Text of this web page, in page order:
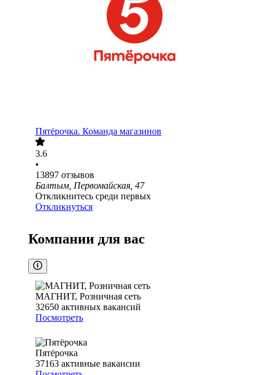
Пятёрочка. Команда магазинов
3.6
•
13897 отзывов
Балтым, Первомайская, 47
Откликнитесь среди первых
Откликнуться
Компании для вас
МАГНИТ, Розничная сеть
32650 активных вакансий
Посмотреть
Пятёрочка
37163 активные вакансии